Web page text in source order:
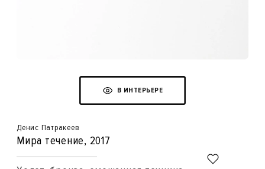
В ИНТЕРЬЕРЕ
Денис Патракеев
Мира течение, 2017